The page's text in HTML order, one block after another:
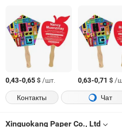
0,43-0,65$/шт. 0,63-0,71 $/
Контакты
Чат
Xinguokang Paper Co., Ltd